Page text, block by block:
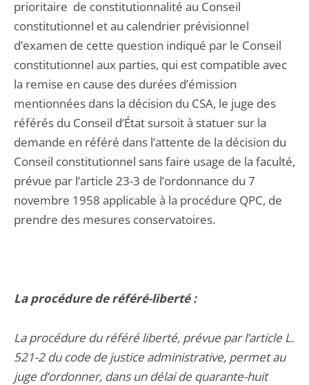
prioritaire de constitutionnalité au Conseil
constitutionnel et au calendrier prévisionnel
d’examen de cette question indiqué par le Conseil
constitutionnel aux parties, qui est compatible avec
la remise en cause des durées d’émission
mentionnées dans la décision du CSA, le juge des
référés du Conseil d’État sursoit à statuer sur la
demande en référé dans l’attente de la décision du
Conseil constitutionnel sans faire usage de la faculté,
prévue par l’article 23-3 de l’ordonnance du 7
novembre 1958 applicable à la procédure QPC, de
prendre des mesures conservatoires.
La procédure de référé-liberté :
La procédure du référé liberté, prévue par l’article L.
521-2 du code de justice administrative, permet au
juge d’ordonner, dans un délai de quarante-huit